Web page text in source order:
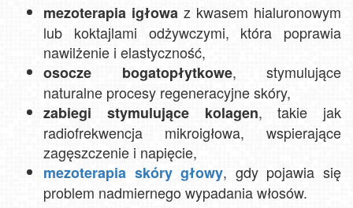
mezoterapia igłowa z kwasem hialuronowym
lub koktajlami odżywczymi, która poprawia
nawilżenie i elastyczność,
osocze bogatopłytkowe, stymulujące
naturalne procesy regeneracyjne skóry,
zabiegi stymulujące kolagen, takie jak
radiofrekwencja mikroigłowa, wspierające
zagęszczenie i napięcie,
mezoterapia skóry głowy, gdy pojawia się
problem nadmiernego wypadania włosów.